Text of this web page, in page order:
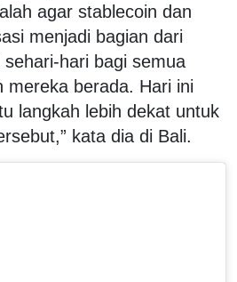
agar stablecoin dan
menjadi bagian dari
sehari-hari bagi semua
mereka berada. Hari ini
langkah lebih dekat untuk
kata dia di Bali.